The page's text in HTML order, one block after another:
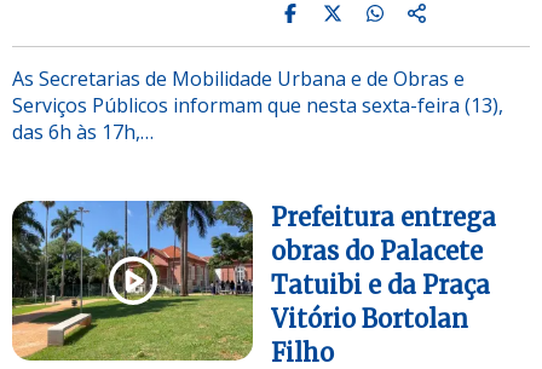
As Secretarias de Mobilidade Urbana e de Obras e
Serviços Públicos informam que nesta sexta-feira (13),
das 6h às 17h,…
Prefeitura entrega
obras do Palacete
Tatuibi e da Praça
Vitório Bortolan
Filho